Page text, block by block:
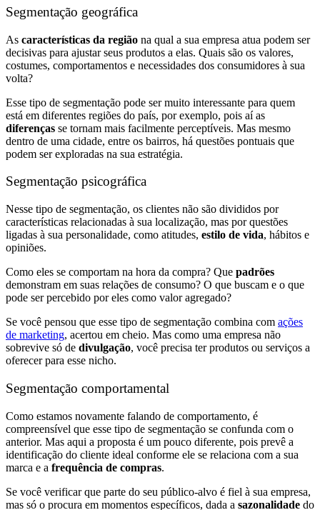
Segmentação geográfica
As características da região na qual a sua empresa atua podem ser
decisivas para ajustar seus produtos a elas. Quais são os valores,
costumes, comportamentos e necessidades dos consumidores à sua
volta?
Esse tipo de segmentação pode ser muito interessante para quem
está em diferentes regiões do país, por exemplo, pois aí as
diferenças se tornam mais facilmente perceptíveis. Mas mesmo
dentro de uma cidade, entre os bairros, há questões pontuais que
podem ser exploradas na sua estratégia.
Segmentação psicográfica
Nesse tipo de segmentação, os clientes não são divididos por
características relacionadas à sua localização, mas por questões
ligadas à sua personalidade, como atitudes, estilo de vida, hábitos e
opiniões.
Como eles se comportam na hora da compra? Que padrões
demonstram em suas relações de consumo? O que buscam e o que
pode ser percebido por eles como valor agregado?
Se você pensou que esse tipo de segmentação combina com ações
de marketing, acertou em cheio. Mas como uma empresa não
sobrevive só de divulgação, você precisa ter produtos ou serviços a
oferecer para esse nicho.
Segmentação comportamental
Como estamos novamente falando de comportamento, é
compreensível que esse tipo de segmentação se confunda com o
anterior. Mas aqui a proposta é um pouco diferente, pois prevê a
identificação do cliente ideal conforme ele se relaciona com a sua
marca e a frequência de compras.
Se você verificar que parte do seu público-alvo é fiel à sua empresa,
mas só o procura em momentos específicos, dada a sazonalidade do